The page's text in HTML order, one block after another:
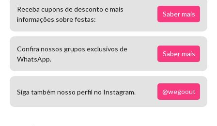
Receba cupons de desconto e mais
informações sobre festas:
Saber mais
Confira nossos grupos exclusivos de
WhatsApp.
Saber mais
Siga também nosso perfil no Instagram. @wegoout